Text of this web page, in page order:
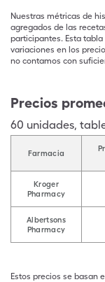
Nuestras métricas de
agregados de las
participantes. Esta
variaciones en los
no contamos con
Precios
60 unidades,
Farmacia
Kroger
Pharmacy
Albertsons
Pharmacy
Estos precios se basan